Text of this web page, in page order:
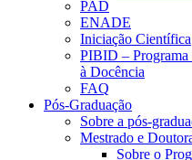
PAD
ENADE
Iniciação Científica
PIBID – Programa
à Docência
FAQ
Pós-Graduação
Sobre a pós-
Mestrado e
Sobre o